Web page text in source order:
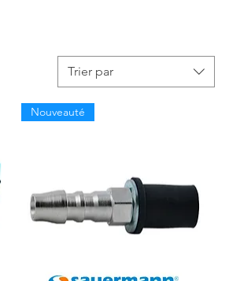
Trier par
Nouveauté